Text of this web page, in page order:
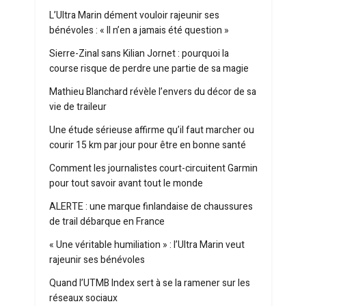
L’Ultra Marin dément vouloir rajeunir ses
bénévoles : « Il n’en a jamais été question »
Sierre-Zinal sans Kilian Jornet : pourquoi la
course risque de perdre une partie de sa magie
Mathieu Blanchard révèle l’envers du décor de sa
vie de traileur
Une étude sérieuse affirme qu’il faut marcher ou
courir 15 km par jour pour être en bonne santé
Comment les journalistes court-circuitent Garmin
pour tout savoir avant tout le monde
ALERTE : une marque finlandaise de chaussures
de trail débarque en France
« Une véritable humiliation » : l’Ultra Marin veut
rajeunir ses bénévoles
Quand l’UTMB Index sert à se la ramener sur les
réseaux sociaux